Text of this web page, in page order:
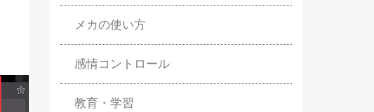
メカの使い方
感情コントロール
教育・学習